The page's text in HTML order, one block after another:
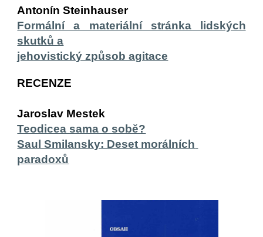
Antonín Steinhauser
Formální a materiální stránka lidských
skutků a
jehovistický způsob agitace
RECENZE
Jaroslav Mestek
Teodicea sama o sobě?
Saul Smilansky: Deset morálních
paradoxů